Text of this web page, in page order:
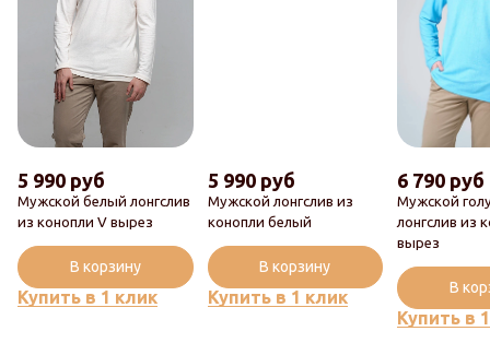
Мужской белый лонгслив
из конопли V вырез
5 990 руб
Купить в 1 клик
В корзину
Мужской лонгслив из
конопли белый
5 990 руб
Купить в 1 клик
В корзину
Мужской
лонгслив из
вырез
6 790 руб
Купить в
В